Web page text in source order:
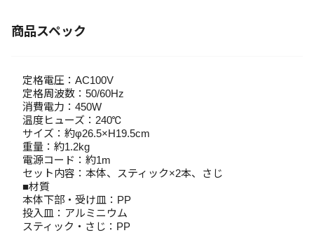
商品スペック
定格電圧：AC100V
定格周波数：50/60Hz
消費電力：450W
温度ヒューズ：240℃
サイズ：約φ26.5×H19.5cm
重量：約1.2kg
電源コード：約1m
セット内容：本体、スティック×2本、さじ
■材質
本体下部・受け皿：PP
投入皿：アルミニウム
スティック・さじ：PP